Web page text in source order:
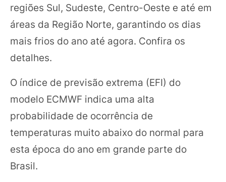
regiões Sul, Sudeste, Centro-Oeste e até em
áreas da Região Norte, garantindo os dias
mais frios do ano até agora. Confira os
detalhes.
O índice de previsão extrema (EFI) do
modelo ECMWF indica uma alta
probabilidade de ocorrência de
temperaturas muito abaixo do normal para
esta época do ano em grande parte do
Brasil.